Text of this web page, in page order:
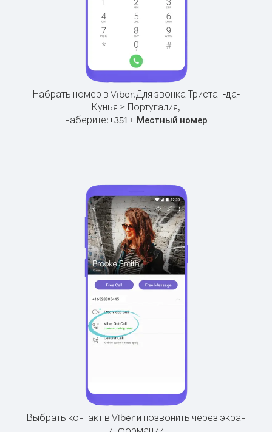
Набрать номер в Viber.Для звонка Тристан-да-
Кунья > Португалия,
наберите:+351+ Местный номер
Выбрать контакт в Viber и позвонить через экран